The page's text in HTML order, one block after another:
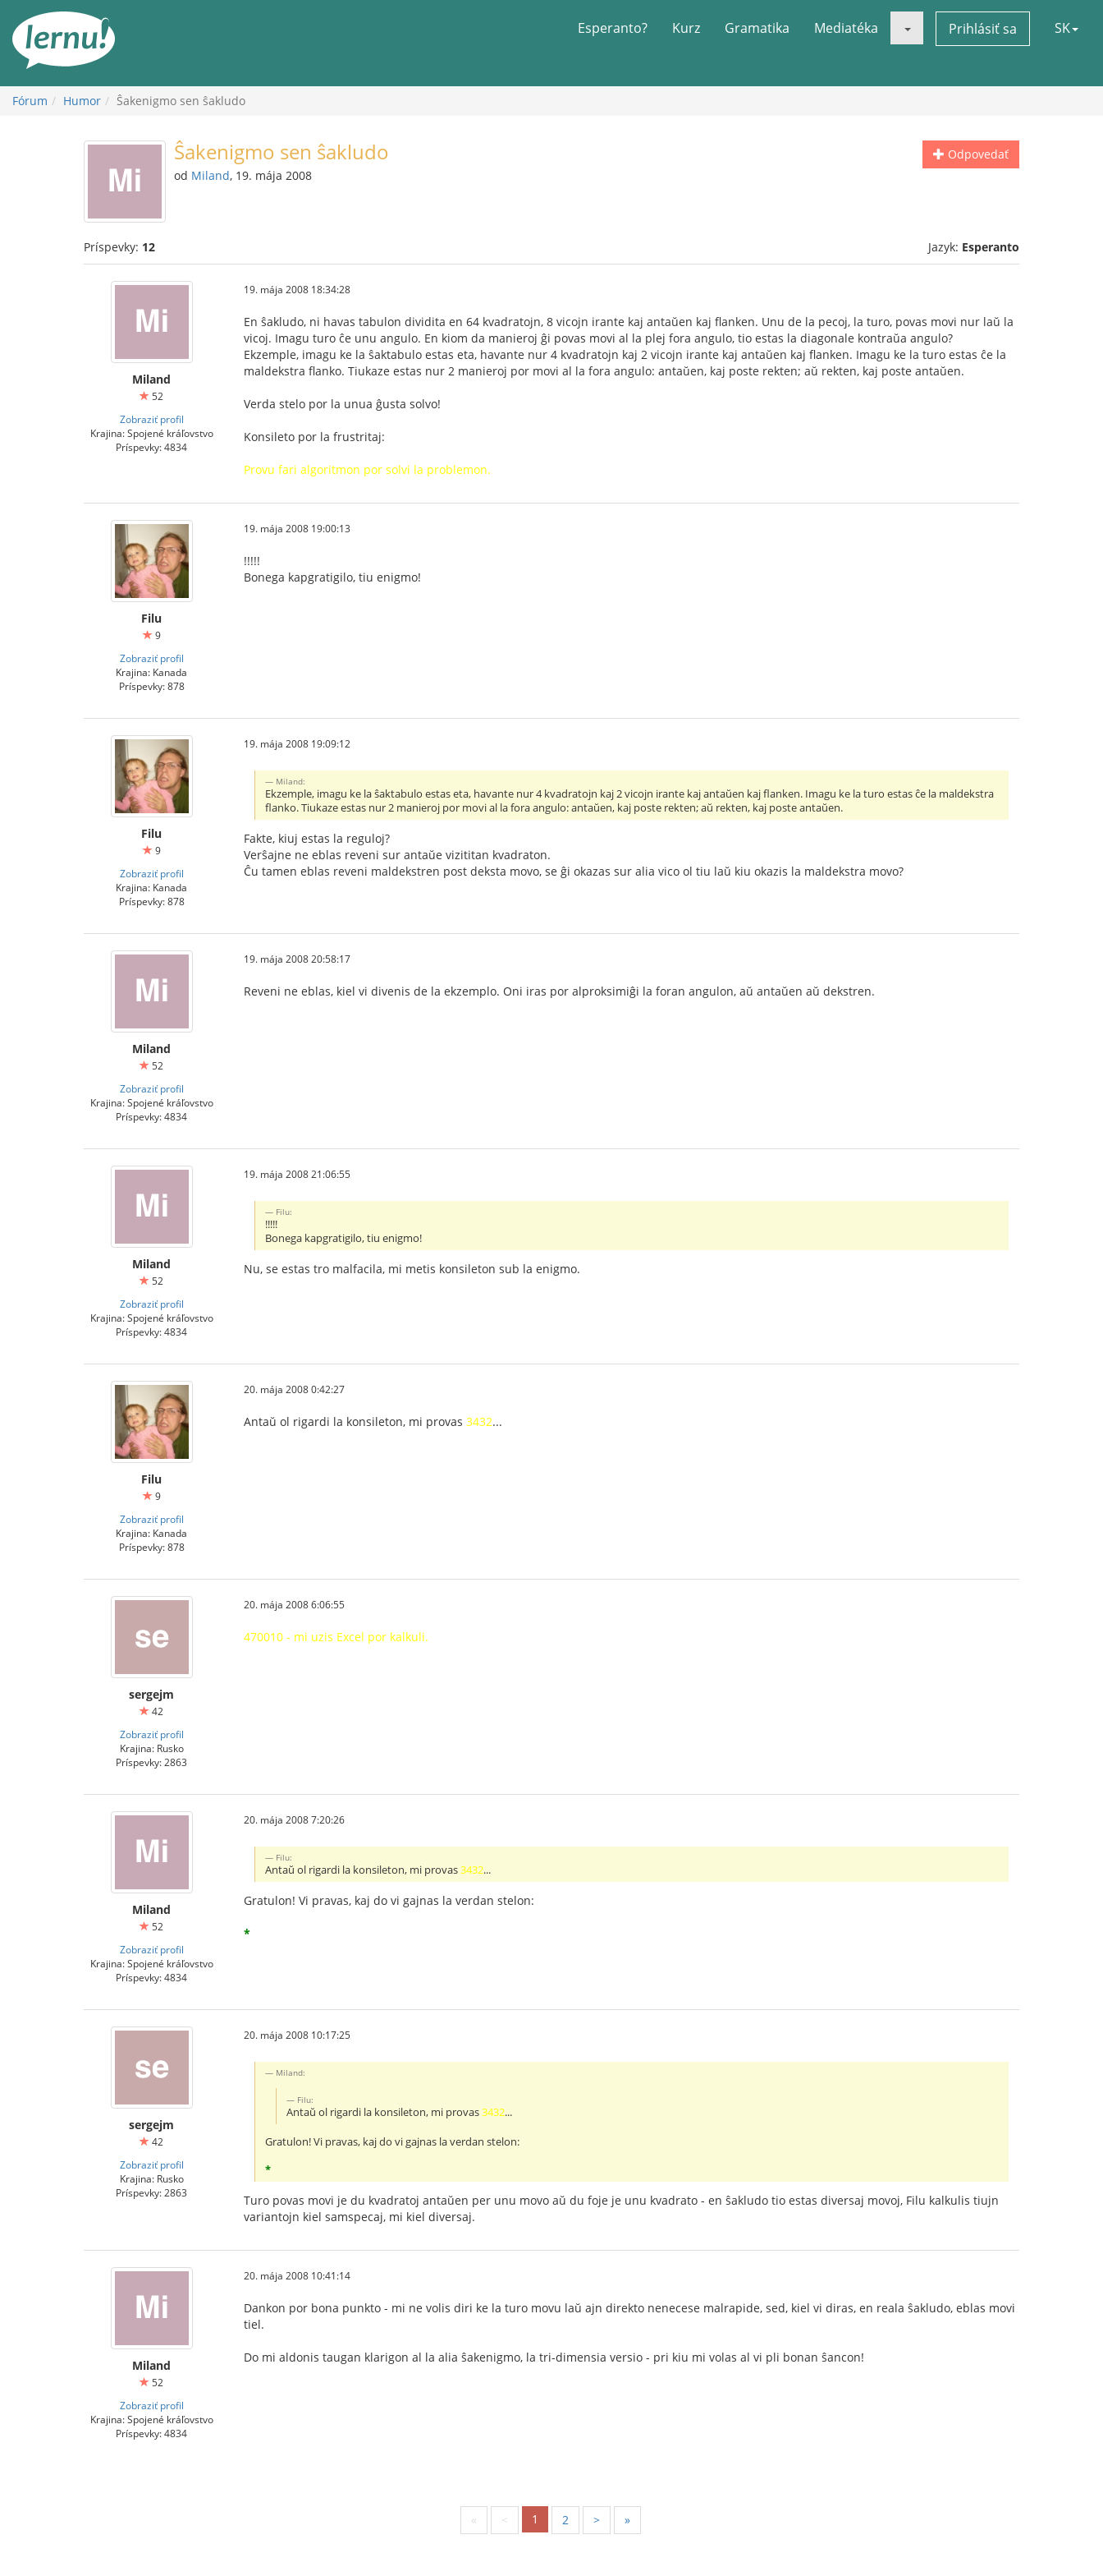
obsah
Esperanto? Kurz Gramatika Mediatéka Prihlásiť sa SK
Fórum Humor Ŝakenigmo sen ŝakludo
Odpovedať
Ŝakenigmo sen ŝakludo
od Miland, 19. mája 2008
Príspevky: 12 Jazyk: Esperanto
Miland
52
Zobraziť profil
Krajina: Spojené kráľovstvo
Príspevky: 4834
19. mája 2008 18:34:28
En ŝakludo, ni havas tabulon dividita en 64 kvadratojn, 8 vicojn irante kaj antaŭen kaj flanken. Unu de la pecoj, la turo, povas movi nur laŭ la
vicoj. Imagu turo ĉe unu angulo. En kiom da manieroj ĝi povas movi al la plej fora angulo, tio estas la diagonale kontraŭa angulo?
Ekzemple, imagu ke la ŝaktabulo estas eta, havante nur 4 kvadratojn kaj 2 vicojn irante kaj antaŭen kaj flanken. Imagu ke la turo estas ĉe la
maldekstra flanko. Tiukaze estas nur 2 manieroj por movi al la fora angulo: antaŭen, kaj poste rekten; aŭ rekten, kaj poste antaŭen.
Verda stelo por la unua ĝusta solvo!
Konsileto por la frustritaj:
Provu fari algoritmon por solvi la problemon.
Filu
9
Zobraziť profil
Krajina: Kanada
Príspevky: 878
19. mája 2008 19:00:13
!!!!!
Bonega kapgratigilo, tiu enigmo!
Filu
9
Zobraziť profil
Krajina: Kanada
Príspevky: 878
19. mája 2008 19:09:12
Miland:
Ekzemple, imagu ke la ŝaktabulo estas eta, havante nur 4 kvadratojn kaj 2 vicojn irante kaj antaŭen kaj flanken. Imagu ke la turo estas ĉe la maldekstra
flanko. Tiukaze estas nur 2 manieroj por movi al la fora angulo: antaŭen, kaj poste rekten; aŭ rekten, kaj poste antaŭen.
Fakte, kiuj estas la reguloj?
Verŝajne ne eblas reveni sur antaŭe vizititan kvadraton.
Ĉu tamen eblas reveni maldekstren post deksta movo, se ĝi okazas sur alia vico ol tiu laŭ kiu okazis la maldekstra movo?
Miland
52
Zobraziť profil
Krajina: Spojené kráľovstvo
Príspevky: 4834
19. mája 2008 20:58:17
Reveni ne eblas, kiel vi divenis de la ekzemplo. Oni iras por alproksimiĝi la foran angulon, aŭ antaŭen aŭ dekstren.
Miland
52
Zobraziť profil
Krajina: Spojené kráľovstvo
Príspevky: 4834
19. mája 2008 21:06:55
Filu:
!!!!!
Bonega kapgratigilo, tiu enigmo!
Nu, se estas tro malfacila, mi metis konsileton sub la enigmo.
Filu
9
Zobraziť profil
Krajina: Kanada
Príspevky: 878
20. mája 2008 0:42:27
Antaŭ ol rigardi la konsileton, mi provas 3432...
sergejm
42
Zobraziť profil
Krajina: Rusko
Príspevky: 2863
20. mája 2008 6:06:55
470010 - mi uzis Excel por kalkuli.
Miland
52
Zobraziť profil
Krajina: Spojené kráľovstvo
Príspevky: 4834
20. mája 2008 7:20:26
Filu:
Antaŭ ol rigardi la konsileton, mi provas3432...
Gratulon! Vi pravas, kaj do vi gajnas la verdan stelon:
*
sergejm
42
Zobraziť profil
Krajina: Rusko
Príspevky: 2863
20. mája 2008 10:17:25
Miland:
Filu:
Antaŭ ol rigardi la konsileton, mi provas3432...
Gratulon! Vi pravas, kaj do vi gajnas la verdan stelon:
*
Turo povas movi je du kvadratoj antaŭen per unu movo aŭ du foje je unu kvadrato - en ŝakludo tio estas diversaj movoj, Filu kalkulis tiujn
variantojn kiel samspecaj, mi kiel diversaj.
Miland
52
Zobraziť profil
Krajina: Spojené kráľovstvo
Príspevky: 4834
20. mája 2008 10:41:14
Dankon por bona punkto - mi ne volis diri ke la turo movu laŭ ajn direkto nenecese malrapide, sed, kiel vi diras, en reala ŝakludo, eblas movi
tiel.
Do mi aldonis taugan klarigon al la alia ŝakenigmo, la tri-dimensia versio - pri kiu mi volas al vi pli bonan ŝancon!
« < 1 2 > »